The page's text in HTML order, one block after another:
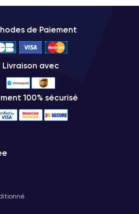
de Paiement
Livraison avec
100% sécurisé